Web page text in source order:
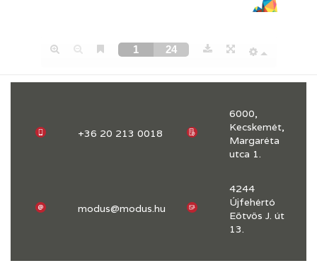
+36 20 213 0018
6000,
Kecskemét,
Margaréta
utca 1.
modus@modus.hu
4244
Újfehértó
Eötvös J. út
13.